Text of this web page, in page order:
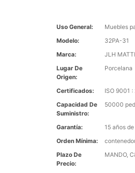
Uso General:
Muebles
Modelo:
32PA-31
Marca:
JLH
Lugar De
Origen:
Porcelana
Certificados:
ISO 9001
Capacidad De
Suministro:
50000
Garantía:
15 años
Orden Mínima:
Plazo De
Precio:
MANDO,